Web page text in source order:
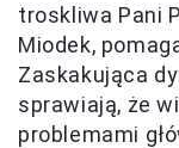
troskliwa Pani
Miodek,
Zaskakująca
sprawiają, że
problemami